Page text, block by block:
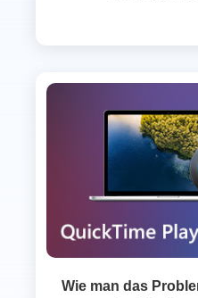
Wie man das